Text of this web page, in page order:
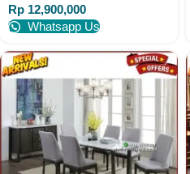
Rp 12,900,000
Whatsapp Us